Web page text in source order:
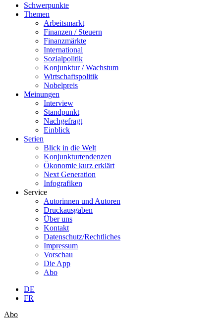
Schwerpunkte
Themen
Arbeitsmarkt
Finanzen / Steuern
Finanzmärkte
International
Sozialpolitik
Konjunktur / Wachstum
Wirtschaftspolitik
Nobelpreis
Meinungen
Interview
Standpunkt
Nachgefragt
Einblick
Serien
Blick in die Welt
Konjunkturtendenzen
Ökonomie kurz erklärt
Next Generation
Infografiken
Service
Autorinnen und Autoren
Druckausgaben
Über uns
Kontakt
Datenschutz/Rechtliches
Impressum
Vorschau
Die App
Abo
DE
FR
Abo